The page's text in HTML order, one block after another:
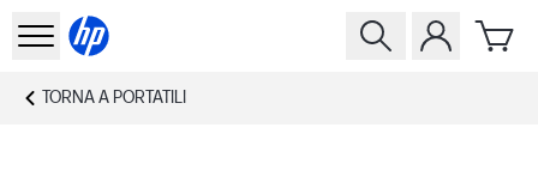
TORNA A PORTATILI